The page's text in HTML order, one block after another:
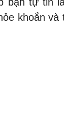
khoắn